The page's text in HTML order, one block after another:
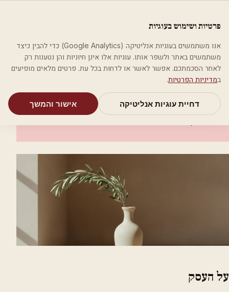
מאמריםקטגוריותחיפושאודות
בית קטגוריות רופאים מנתחים פלסטיים ד"ר חיליק חיון
רופאים מנתחים פלסטיים
ד"ר חיליק חיון
על העסק
פרטיות ושימוש בעוגיות
אנו משתמשים בעוגיות אנליטיקה (Google Analytics) כדי להבין כיצד
משתמשים באתר ולשפר אותו. עוגיות אלו אינן חיוניות והן נטענות רק
לאחר הסכמתכם. אפשר לאשר או לדחות בכל עת. פרטים מלאים מופיעים
במדיניות הפרטיות.
דחיית עוגיות אנליטיקה אישור והמשך